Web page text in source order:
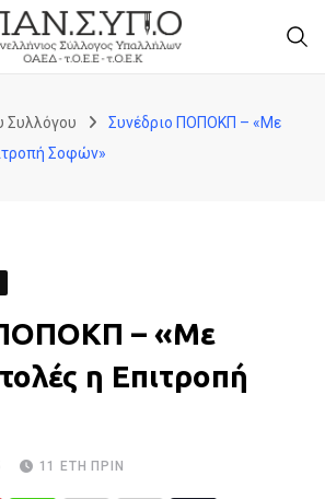
Συλλόγου
Συνέδριο ΠΟΠΟΚΠ – «Με
Σοφών»
– «Με
η Επιτροπή
11 ΈΤΗ ΠΡΙΝ